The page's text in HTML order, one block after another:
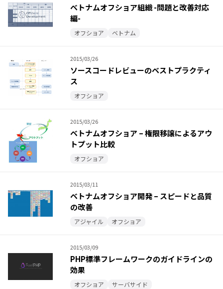
ベトナムオフショア組織 -問題と改善対応
編-
オフショア ベトナム
2015/03/26
ソースコードレビューのベストプラクティ
ス
オフショア
2015/03/26
ベトナムオフショア – 権限移譲によるアウ
トプット比較
オフショア
2015/03/11
ベトナムオフショア開発 – スピードと品質
の改善
アジャイル オフショア
2015/03/09
PHP標準フレームワークのガイドラインの
効果
オフショア サーバサイド